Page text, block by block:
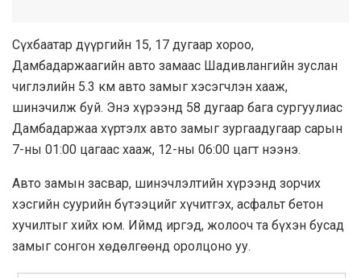
Сүхбаатар дүүргийн 15, 17 дугаар хороо,
Дамбадаржаагийн авто замаас Шадивлангийн зуслан
чиглэлийн 5.3 км авто замыг хэсэгчлэн хааж,
шинэчилж буй. Энэ хүрээнд 58 дугаар бага сургуулиас
Дамбадаржаа хүртэлх авто замыг зургаадугаар сарын
7-ны 01:00 цагаас хааж, 12-ны 06:00 цагт нээнэ.
Авто замын засвар, шинэчлэлтийн хүрээнд зорчих
хэсгийн суурийн бүтээцийг хүчитгэх, асфальт бетон
хучилтыг хийх юм. Иймд иргэд, жолооч та бүхэн бусад
замыг сонгон хөдөлгөөнд оролцоно уу.